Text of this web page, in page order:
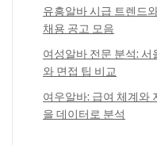
유흥알바 시급 트렌드
채용 공고 모음
여성알바 전문 분석:
와 면접 팁 비교
여우알바: 급여 체계와
을 데이터로 분석